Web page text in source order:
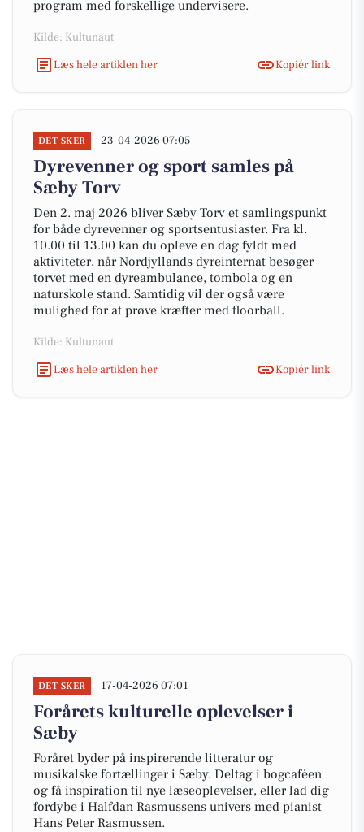
program med forskellige undervisere.
Kilde: Kultunaut
Læs hele artiklen her
Kopiér link
DET SKER 23-04-2026 07:05
Dyrevenner og sport samles på
Sæby Torv
Den 2. maj 2026 bliver Sæby Torv et samlingspunkt
for både dyrevenner og sportsentusiaster. Fra kl.
10.00 til 13.00 kan du opleve en dag fyldt med
aktiviteter, når Nordjyllands dyreinternat besøger
torvet med en dyreambulance, tombola og en
naturskole stand. Samtidig vil der også være
mulighed for at prøve kræfter med floorball.
Kilde: Kultunaut
Læs hele artiklen her
Kopiér link
DET SKER 17-04-2026 07:01
Forårets kulturelle oplevelser i
Sæby
Foråret byder på inspirerende litteratur og
musikalske fortællinger i Sæby. Deltag i bogcaféen
og få inspiration til nye læseoplevelser, eller lad dig
fordybe i Halfdan Rasmussens univers med pianist
Hans Peter Rasmussen.